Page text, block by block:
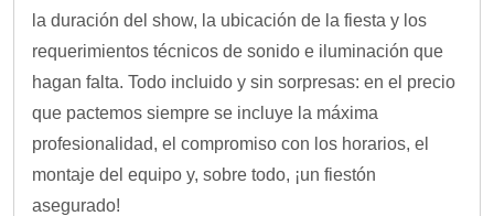
la duración del show, la ubicación de la fiesta y los
requerimientos técnicos de sonido e iluminación que
hagan falta. Todo incluido y sin sorpresas: en el precio
que pactemos siempre se incluye la máxima
profesionalidad, el compromiso con los horarios, el
montaje del equipo y, sobre todo, ¡un fiestón
asegurado!